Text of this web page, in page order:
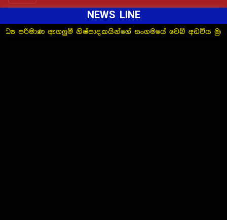
NEWS LINE
සංගමයේ වෙබ් අඩවිය මුදාහැරීම සාර්ථකව අවසන්